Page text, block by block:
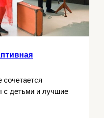
сочетается
с детьми и лучшие